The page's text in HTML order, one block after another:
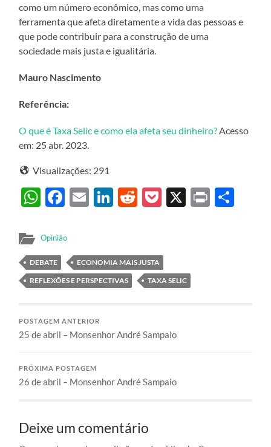
como um número econômico, mas como uma
ferramenta que afeta diretamente a vida das pessoas e
que pode contribuir para a construção de uma
sociedade mais justa e igualitária.
Mauro Nascimento
Referência:
O que é Taxa Selic e como ela afeta seu dinheiro?Acesso
em: 25 abr. 2023.
Visualizações: 291
WhatsApp
Facebook
EmailLinkedIn
Reddit
Pocket
X Print
Opinião
DEBATE
ECONOMIA MAIS JUSTA
REFLEXÕES E PERSPECTIVAS
TAXA SELIC
POSTAGEM ANTERIOR
25 de abril – Monsenhor André Sampaio
PRÓXIMA POSTAGEM
26 de abril – Monsenhor André Sampaio
Deixe um comentário